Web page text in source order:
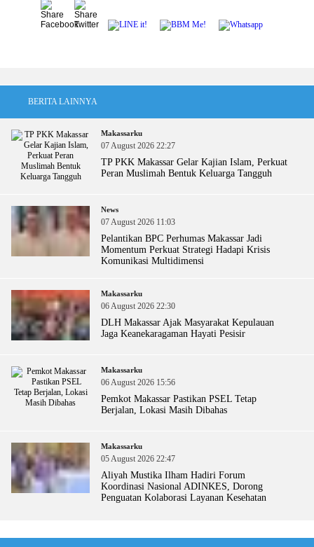
BERITA LAINNYA
Makassarku
07 August 2026 22:27
TP PKK Makassar Gelar Kajian Islam, Perkuat
Peran Muslimah Bentuk Keluarga Tangguh
News
07 August 2026 11:03
Pelantikan BPC Perhumas Makassar Jadi
Momentum Perkuat Strategi Hadapi Krisis
Komunikasi Multidimensi
Makassarku
06 August 2026 22:30
DLH Makassar Ajak Masyarakat Kepulauan
Jaga Keanekaragaman Hayati Pesisir
Makassarku
06 August 2026 15:56
Pemkot Makassar Pastikan PSEL Tetap
Berjalan, Lokasi Masih Dibahas
Makassarku
05 August 2026 22:47
Aliyah Mustika Ilham Hadiri Forum
Koordinasi Nasional ADINKES, Dorong
Penguatan Kolaborasi Layanan Kesehatan